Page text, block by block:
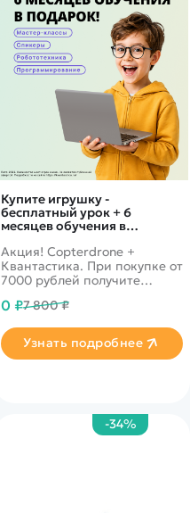
Купите игрушку -
бесплатный урок + 6
месяцев обучения в
Акция! Copterdrone +
Квантастика. При покупке от
7000 рублей получите
нашего партнера
0 ₽7 800 ₽
Узнать подробнее
-34%